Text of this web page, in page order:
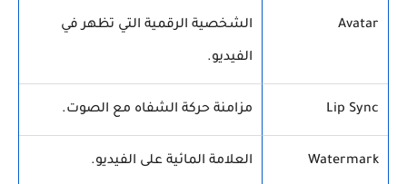
Avatar الشخصية الرقمية التي تظهر في
الفيديو.
Lip Sync مزامنة حركة الشفاه مع الصوت.
Watermark العلامة المائية على الفيديو.